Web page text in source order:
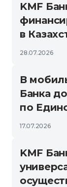
KMF
в
28.07.2026
В
Банка
по
17.07.2026
KMF